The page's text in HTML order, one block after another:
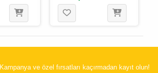
3'Lü - 20 Mm
Kampanya ve özel fırsatları kaçırmadan kayıt olun!